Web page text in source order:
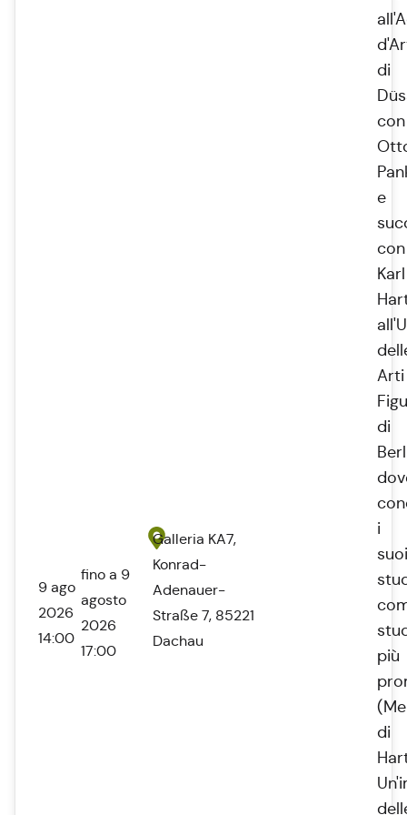
9 ago
2026
14:00
fino a 9
agosto
2026
17:00
Galleria KA7,
Konrad-
Adenauer-
Straße 7, 85221
Dachau
di
con
e
con
Karl
Arti
di
i
suoi
più
di